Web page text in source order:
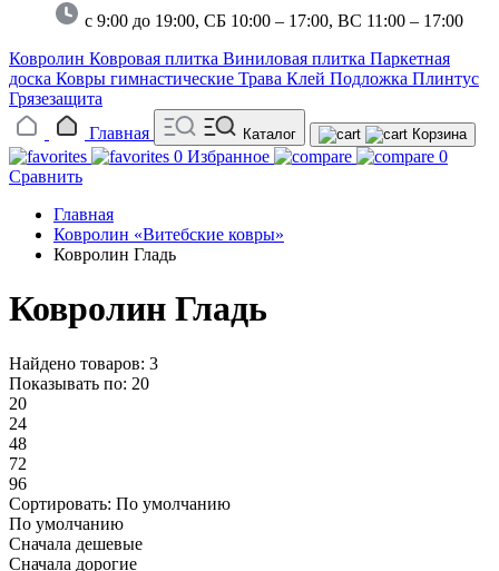
с 9:00 до 19:00, СБ 10:00 – 17:00, ВС 11:00 – 17:00
Ковролин Ковровая плитка Виниловая плитка Паркетная
доска Ковры гимнастические Трава Клей Подложка Плинтус
Грязезащита
Главная
Каталог Корзина
0 Избранное
0
Сравнить
Главная
Ковролин «Витебские ковры»
Ковролин Гладь
Ковролин Гладь
Найдено товаров: 3
Показывать по: 20
20
24
48
72
96
Сортировать: По умолчанию
По умолчанию
Сначала дешевые
Сначала дорогие